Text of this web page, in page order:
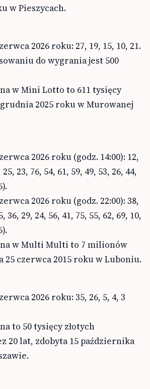
w Pieszycach.
2026 roku: 27, 19, 15, 10, 21.
do wygrania jest 500
w Mini Lotto to 611 tysięcy
grudnia 2025 roku w Murowanej
2026 roku (godz. 14:00): 12,
23, 76, 54, 61, 59, 49, 53, 26, 44,
2026 roku (godz. 22:00): 38,
36, 29, 24, 56, 41, 75, 55, 62, 69, 10,
w Multi Multi to 7 milionów
25 czerwca 2015 roku w Luboniu.
2026 roku: 35, 26, 5, 4, 3
to 50 tysięcy złotych
20 lat, zdobyta 15 października